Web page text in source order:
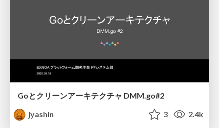
Goとクリーンアーキテクチャ DMM.go#2
jyashin
3 2.4k